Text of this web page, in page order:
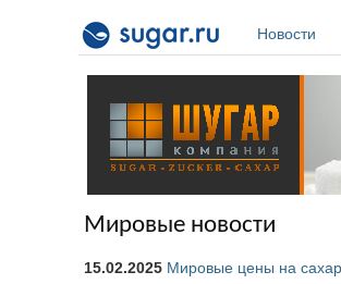
Новости
Мировые новости
15.02.2025 Мировые цены на сахар